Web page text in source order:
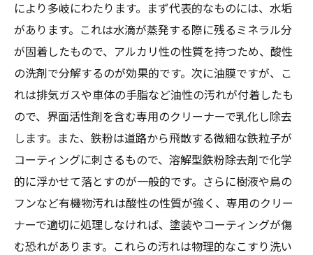
汚れの種類別に使い分けるおすすめの除去アイ
テムまとめ
これで安心！専門知識で覚えるカーコーティン
グの汚れ対策完全ガイド
により多岐にわたります。まず代表的なものには、水垢
があります。これは水滴が蒸発する際に残るミネラル分
が固着したもので、アルカリ性の性質を持つため、酸性
の洗剤で分解するのが効果的です。次に油膜ですが、こ
れは排気ガスや車体の手脂など油性の汚れが付着したも
ので、界面活性剤を含む専用のクリーナーで乳化し除去
します。また、鉄粉は道路から飛散する微細な鉄粒子が
コーティングに刺さるもので、溶解型鉄粉除去剤で化学
的に浮かせて落とすのが一般的です。さらに樹液や鳥の
フンなど有機物汚れは酸性の性質が強く、専用のクリー
ナーで適切に処理しなければ、塗装やコーティングが傷
む恐れがあります。これらの汚れは物理的なこすり洗い